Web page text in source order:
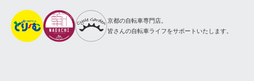
京都の自転車専門店。
皆さんの自転車ライフをサポートいたします。